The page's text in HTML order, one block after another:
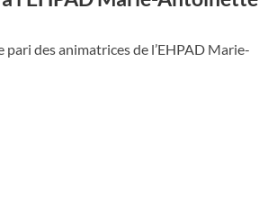
pari des animatrices de l’EHPAD Marie-